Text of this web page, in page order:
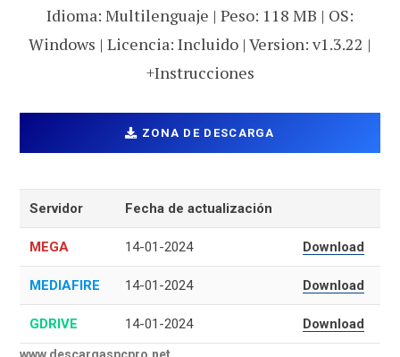
Idioma: Multilenguaje | Peso: 118 MB | OS:
Windows | Licencia: Incluido | Version: v1.3.22 |
+Instrucciones
ZONA DE DESCARGA
Servidor Fecha de actualización
MEGA 14-01-2024 Download
MEDIAFIRE 14-01-2024 Download
GDRIVE 14-01-2024 Download